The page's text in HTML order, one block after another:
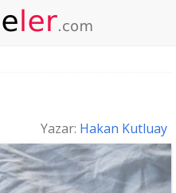
Yazar: Hakan Kutluay